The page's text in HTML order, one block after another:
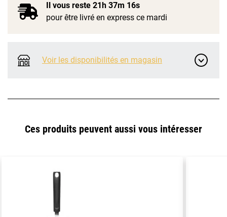
Il vous reste 21h 37m 15s
pour être livré en express ce mardi
Voir les disponibilités en magasin
Ces produits peuvent aussi vous intéresser